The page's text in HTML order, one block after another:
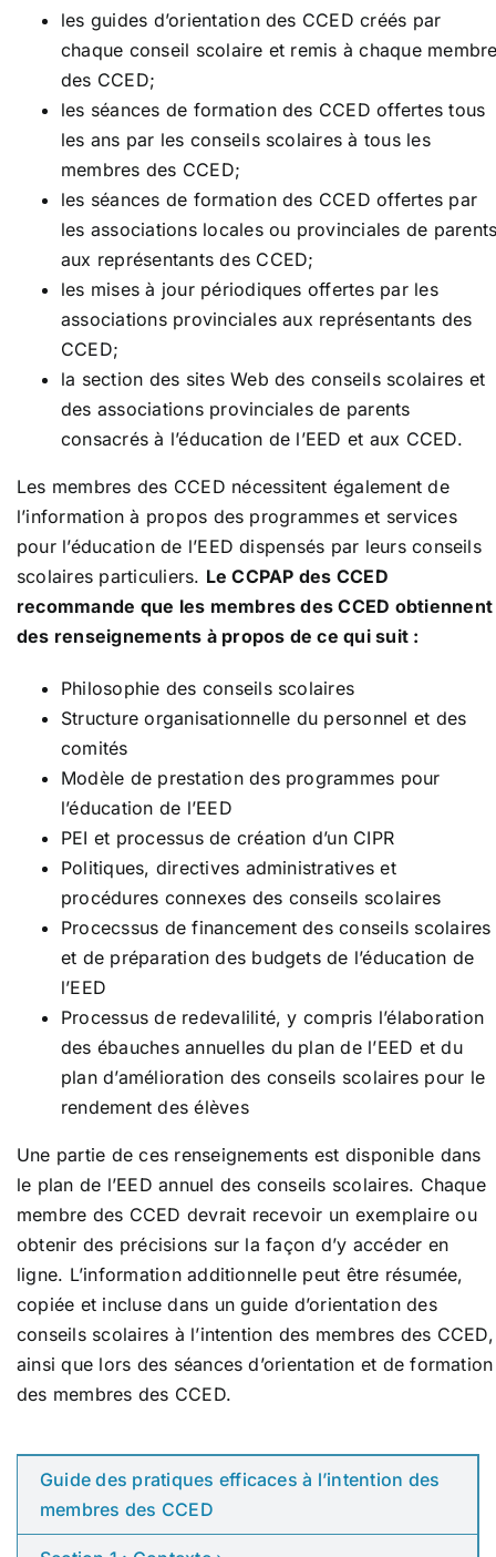
les guides d’orientation des CCED créés par
chaque conseil scolaire et remis à chaque
des CCED;
les séances de formation des CCED offertes tous
les ans par les conseils scolaires à tous les
membres des CCED;
les séances de formation des CCED offertes par
les associations locales ou provinciales de
aux représentants des CCED;
les mises à jour périodiques offertes par les
associations provinciales aux représentants des
CCED;
la section des sites Web des conseils scolaires et
des associations provinciales de parents
consacrés à l’éducation de l’EED et aux CCED.
Les membres des CCED nécessitent également de
l’information à propos des programmes et services
pour l’éducation de l’EED dispensés par leurs conseils
scolaires particuliers. Le CCPAP des CCED
recommande que les membres des CCED obtiennent
des renseignements à propos de ce qui suit :
Philosophie des conseils scolaires
Structure organisationnelle du personnel et des
comités
Modèle de prestation des programmes pour
l’éducation de l’EED
PEI et processus de création d’un CIPR
Politiques, directives administratives et
procédures connexes des conseils scolaires
Procecssus de financement des conseils scolaires
et de préparation des budgets de l’éducation de
l’EED
Processus de redevalilité, y compris l’élaboration
des ébauches annuelles du plan de l’EED et du
plan d’amélioration des conseils scolaires pour le
rendement des élèves
Une partie de ces renseignements est disponible dans
le plan de l’EED annuel des conseils scolaires. Chaque
membre des CCED devrait recevoir un exemplaire ou
obtenir des précisions sur la façon d’y accéder en
ligne. L’information additionnelle peut être résumée,
copiée et incluse dans un guide d’orientation des
conseils scolaires à l’intention des membres des CCED,
ainsi que lors des séances d’orientation et de formation
des membres des CCED.
Guide des pratiques efficaces à l’intention des
membres des CCED